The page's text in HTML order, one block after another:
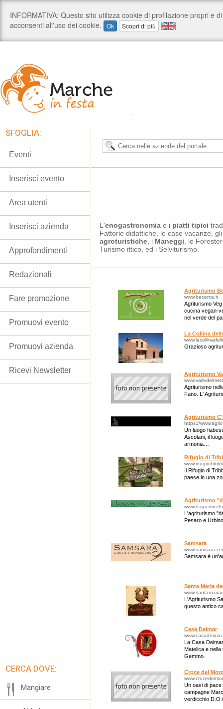
L'enogastronomia e i piatti tipici
Fattorie didattiche, le case vacanze,
agroturistiche , i Maneggi , le
Turismo ittico, ed i Selviturismo.
Agriturismo
www.becerca.it
Agriturismo
cucina vegan-
nel verde del
La Collina
Grazioso
Agriturismo
Agriturismo
Fano. L'
Agriturismo
https://
Un luogo
Ascolani, il
armonia…
Rifugio di
Il Rifugio di
paese in una
Agriturismo
L'agriturismo
Pesaro e
Samsara
www.samsara-
Samsara è
Santa Maria
L'Agriturismo
questo antico
Casa Deimar
La Casa
Matelica e nella
Gemmo.
Croce del
Un oasi di pace
campagne
verdicchio
SFOGLIA:
Eventi
Inserisci evento
Area utenti
Inserisci azienda
Approfondimenti
Redazionali
Fare promozione
Promuovi evento
Promuovi azienda
Ricevi Newsletter
CERCA DOVE:
Mangiare